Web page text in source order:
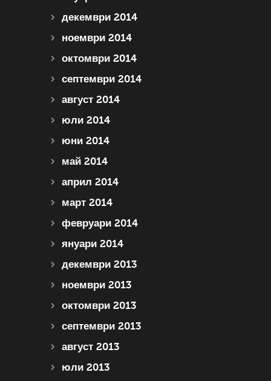
декември 2014
ноември 2014
октомври 2014
септември 2014
август 2014
юли 2014
юни 2014
май 2014
април 2014
март 2014
февруари 2014
януари 2014
декември 2013
ноември 2013
октомври 2013
септември 2013
август 2013
юли 2013